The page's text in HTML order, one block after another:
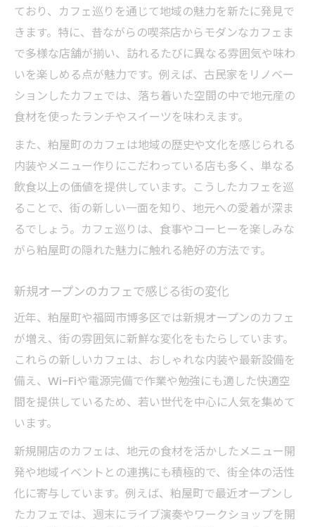
ており、カフェ巡りを通じて地域の魅力を新たに発見で
きます。特に、昔ながらの喫茶店からモダンなカフェま
で多様な店舗が揃い、訪れるたびに異なる雰囲気や味わ
いを楽しめる点が魅力です。例えば、古民家をリノベー
ションしたカフェでは、落ち着いた空間の中で地元産の
食材を使ったランチやスイーツを味わえます。
また、粕屋町のカフェは地域の歴史や文化を感じられる
内装やメニュー作りにこだわっている店も多く、単なる
飲食以上の価値を提供しています。こうしたカフェを巡
ることで、街の新しい一面を知り、地元への愛着が深ま
るでしょう。カフェ巡りは、食事やコーヒーを楽しみな
がら粕屋町の隠れた魅力に触れる絶好の方法です。
新規オープンのカフェで感じる街の変化
近年、粕屋町や福岡市博多区では新規オープンのカフェ
が増え、街の雰囲気に新鮮な変化をもたらしています。
これらの新しいカフェは、おしゃれな内装や最新設備を
備え、Wi-Fiや電源完備で作業や勉強にも適した快適空
間を提供しているため、若い世代を中心に人気を集めて
います。
新規開店のカフェは、地元の食材を活かしたメニュー開
発や地域イベントとの連携にも積極的で、街全体の活性
化に寄与しています。例えば、粕屋町で最近オープンし
たカフェでは、週末にライブ演奏やワークショップを開